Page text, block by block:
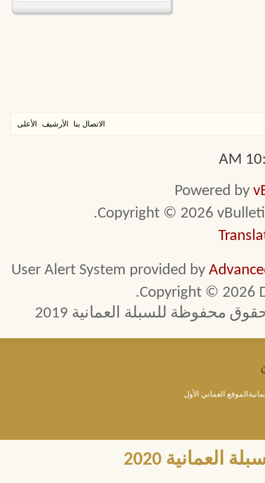
الاتصال بنا الأرشيف الأعلى
Powered by
Copyright © 2026
User Alert System provided by
Copyright © 2026
محفوظة للسبلة العمانية 2019
العماني الأول
2020